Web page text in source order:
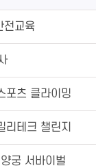
전교육
포츠 클라이밍
리테크 챌린지
양궁 서바이벌